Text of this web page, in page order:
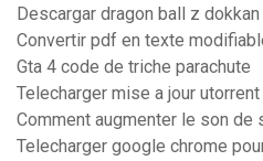
Descargar dragon ball z
Convertir pdf en texte
Gta 4 code de triche parachute
Telecharger mise a jour utorrent
Comment augmenter le son de
Telecharger google chrome